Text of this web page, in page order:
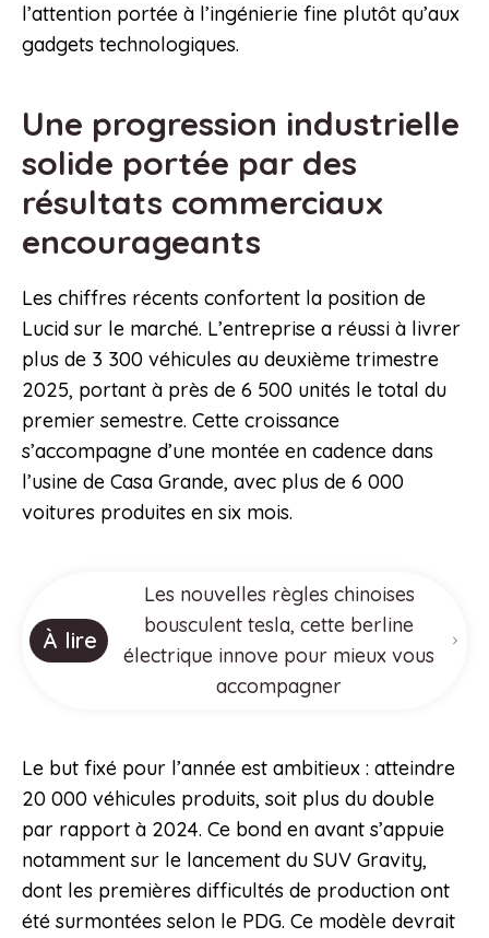
l’attention portée à l’ingénierie fine plutôt qu’aux
gadgets technologiques.
Une progression industrielle
solide portée par des
résultats commerciaux
encourageants
Les chiffres récents confortent la position de
Lucid sur le marché. L’entreprise a réussi à livrer
plus de 3 300 véhicules au deuxième trimestre
2025, portant à près de 6 500 unités le total du
premier semestre. Cette croissance
s’accompagne d’une montée en cadence dans
l’usine de Casa Grande, avec plus de 6 000
voitures produites en six mois.
À lire
Les nouvelles règles chinoises
bousculent tesla, cette berline
électrique innove pour mieux vous
accompagner
Le but fixé pour l’année est ambitieux : atteindre
20 000 véhicules produits, soit plus du double
par rapport à 2024. Ce bond en avant s’appuie
notamment sur le lancement du SUV Gravity,
dont les premières difficultés de production ont
été surmontées selon le PDG. Ce modèle devrait